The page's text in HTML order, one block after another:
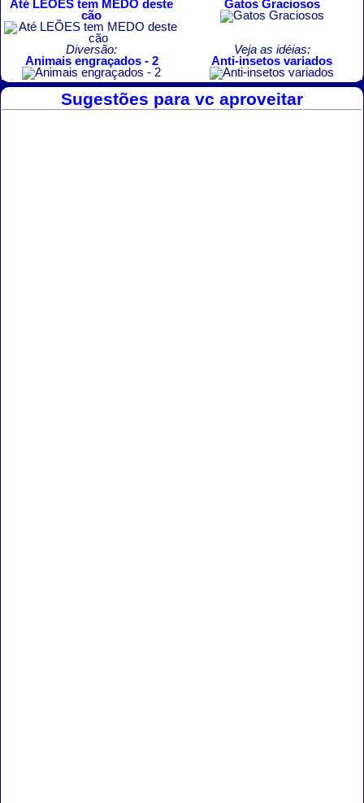
Até LEÕES tem MEDO deste
cão
Gatos Graciosos
Diversão:
Animais engraçados - 2
Veja as idéias:
Anti-insetos variados
Sugestões para vc aproveitar